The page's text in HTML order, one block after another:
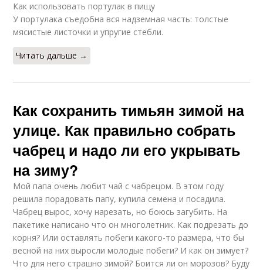
Как использовать портулак в пищу
У портулака съедобна вся надземная часть: толстые
мясистые листочки и упругие стебли.
Читать дальше →
Как сохранить тимьян зимой на
улице. Как правильно собрать
чабрец и надо ли его укрывать
на зиму?
Мой папа очень любит чай с чабрецом. В этом году
решила порадовать папу, купила семена и посадила.
Чабрец вырос, хочу нарезать, но боюсь загубить. На
пакетике написано что он многолетник. Как подрезать до
корня? Или оставлять побеги какого-то размера, что бы
весной на них выросли молодые побеги? И как он зимует?
Что для него страшно зимой? Боится ли он морозов? Буду